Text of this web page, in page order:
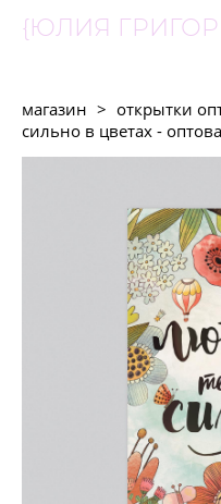
{ЮЛИЯ
магазин > открытки
сильно в цветах -